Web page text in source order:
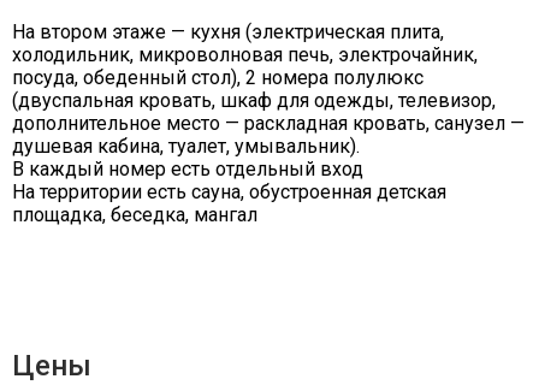
На втором этаже — кухня (электрическая плита,
холодильник, микроволновая печь, электрочайник,
посуда, обеденный стол), 2 номера полулюкс
(двуспальная кровать, шкаф для одежды, телевизор,
дополнительное место — раскладная кровать, санузел —
душевая кабина, туалет, умывальник).
В каждый номер есть отдельный вход
На территории есть сауна, обустроенная детская
площадка, беседка, мангал
Цены